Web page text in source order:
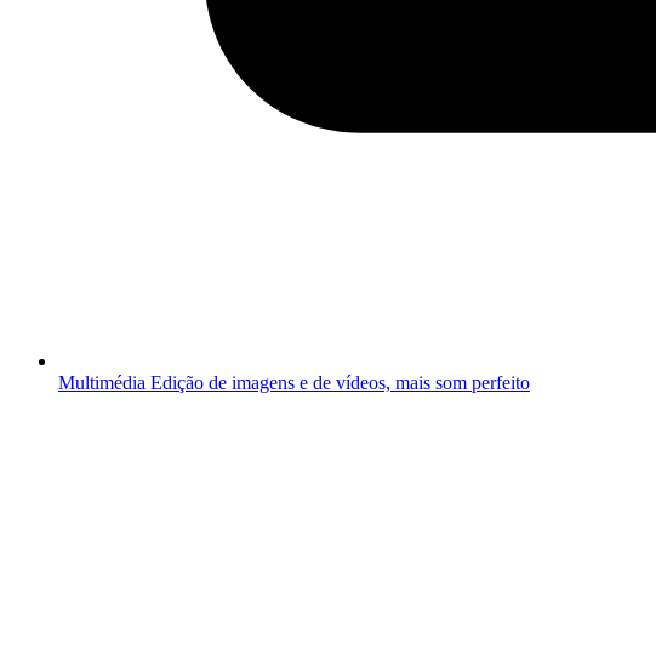
Multimédia Edição de imagens e de vídeos, mais som perfeito